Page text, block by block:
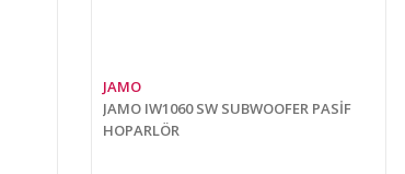
JAMO
JAMO IW1060 SW SUBWOOFER PASİF
HOPARLÖR